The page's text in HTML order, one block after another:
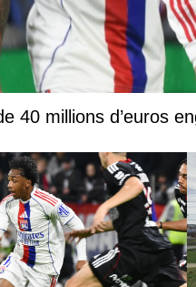
40 millions d’euros